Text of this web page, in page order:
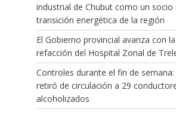
industrial de Chubut como un socio
transición energética de la región
El Gobierno provincial avanza con
refacción del Hospital Zonal de
Controles durante el fin de semana:
retiró de circulación a 29
alcoholizados